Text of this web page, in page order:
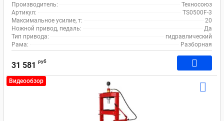
Производитель:
Техносоюз
Артикул:
TS0500F-3
Максимальное усилие, т:
20
Ножной привод, педаль:
Да
Тип привода:
гидравлический
Рама:
Разборная
31 581 руб
Видеообзор